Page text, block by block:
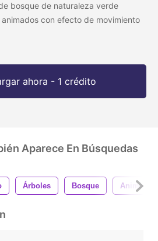
bosque de naturaleza verde
con efecto de movimiento
ahora - 1 crédito
Aparece En Búsquedas
Árboles Bosque